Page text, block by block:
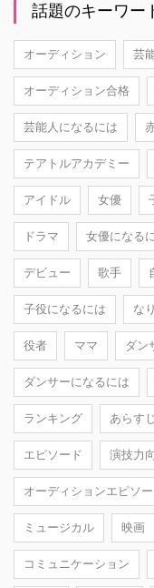
話題のキーワー
オーディション 芸
オーディション合格
芸能人になるには
テアトルアカデミー
アイドル 女優
ドラマ 女優になる
デビュー 歌手
子役になるには な
役者 ママ ダン
ダンサーになるには
ランキング あらすじ
エピソード 演技力
オーディションエピソー
ミュージカル 映画
コミュニケーション